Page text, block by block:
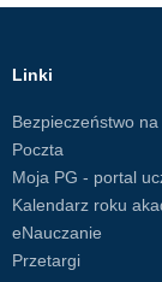
Linki
Bezpieczeństwo na
Poczta
Moja PG - portal
Kalendarz roku
eNauczanie
Przetargi